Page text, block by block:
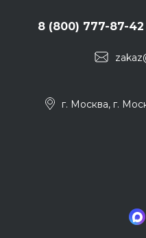
8 (800) 777-87-42
г. Москва, г.